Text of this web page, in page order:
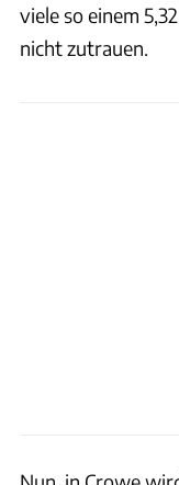
viele so einem
nicht zutrauen.